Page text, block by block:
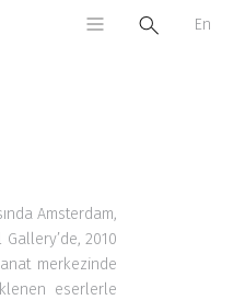
En
Amsterdam,
Gallery’de, 2010
merkezinde
eserlerle